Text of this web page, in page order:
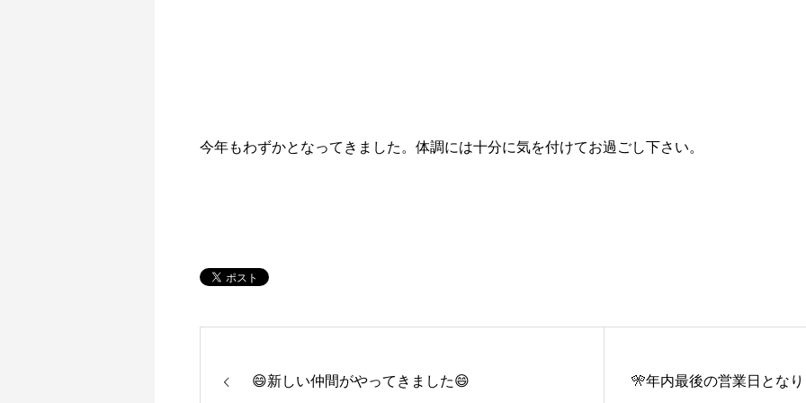
今年もわずかとなってきました。体調には十分に気を付けてお過ごし下さい。
😄新しい仲間がやってきました😄 🎌年内最後の営業日とな